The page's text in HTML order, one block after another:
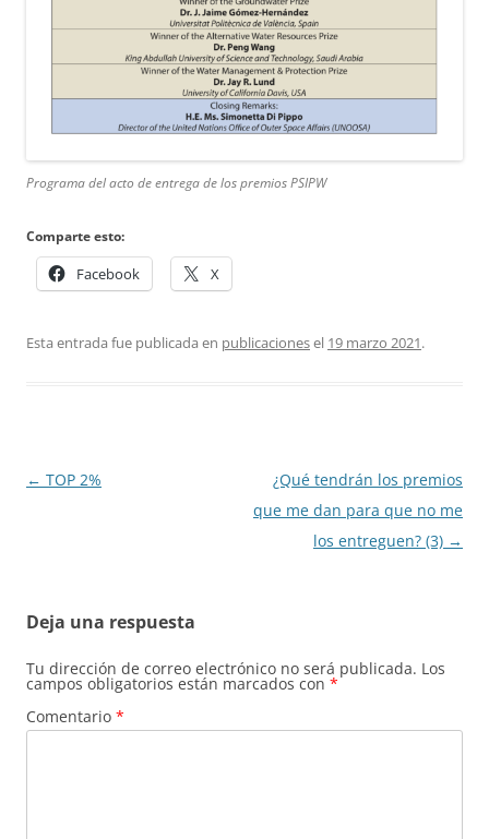
Programa del acto de entrega de los premios PSIPW
Comparte esto:
Facebook X
Esta entrada fue publicada en publicacionesel 19 marzo 2021.
Navegación
← TOP 2%
¿Qué tendrán los premios
que me dan para que no me
los entreguen? (3) →
Deja una respuesta
Tu dirección de correo electrónico no será publicada. Los
campos obligatorios están marcados con *
Comentario *